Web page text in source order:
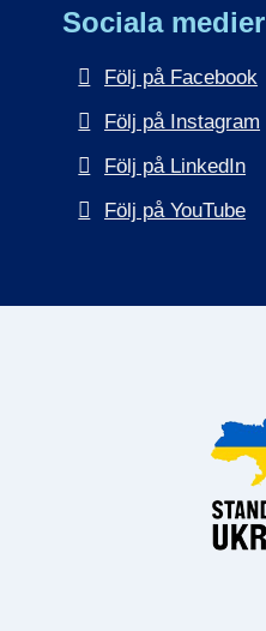
Sociala medier
Följ på Facebook
Följ på Instagram
Följ på LinkedIn
Följ på YouTube